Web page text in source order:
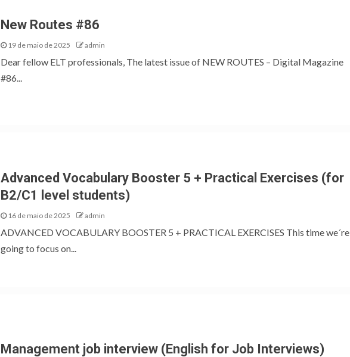
New Routes #86
19 de maio de 2025 admin
Dear fellow ELT professionals, The latest issue of NEW ROUTES – Digital Magazine
#86...
Advanced Vocabulary Booster 5 + Practical Exercises (for
B2/C1 level students)
16 de maio de 2025 admin
ADVANCED VOCABULARY BOOSTER 5 + PRACTICAL EXERCISES This time we´re
going to focus on...
Management job interview (English for Job Interviews)